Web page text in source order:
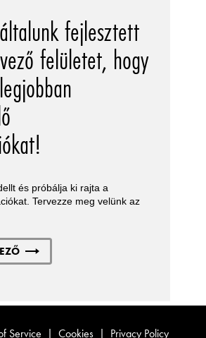
fejlesztett
felületet, hogy
és próbálja ki rajta a
Tervezze meg velünk az
Service | Cookies | Privacy Policy